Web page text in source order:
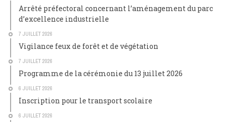
Arrêté préfectoral concernant l’aménagement du parc
d’excellence industrielle
7 JUILLET 2026
Vigilance feux de forêt et de végétation
7 JUILLET 2026
Programme de la cérémonie du 13 juillet 2026
6 JUILLET 2026
Inscription pour le transport scolaire
6 JUILLET 2026